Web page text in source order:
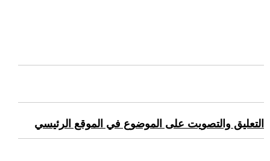
التعليق والتصويت على الموضوع في الموقع الرئيسي